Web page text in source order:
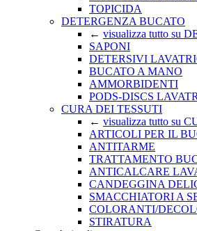
TOPICIDA
DETERGENZA BUCATO
← visualizza tutto su
SAPONI
DETERSIVI
BUCATO A MANO
AMMORBIDENTI
PODS-DISCS
CURA DEI TESSUTI
← visualizza tutto su
ARTICOLI PER IL
ANTITARME
TRATTAMENTO
ANTICALCARE
CANDEGGINA
SMACCHIATORI A
COLORANTI/
STIRATURA